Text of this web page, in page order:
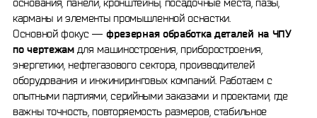
основания, панели, кронштейны, посадочные места, пазы,
карманы и элементы промышленной оснастки.
Основной фокус — фрезерная обработка деталей на ЧПУ
по чертежамдля машиностроения, приборостроения,
энергетики, нефтегазового сектора, производителей
оборудования и инжиниринговых компаний. Работаем с
опытными партиями, серийными заказами и проектами, где
важны точность, повторяемость размеров, стабильное